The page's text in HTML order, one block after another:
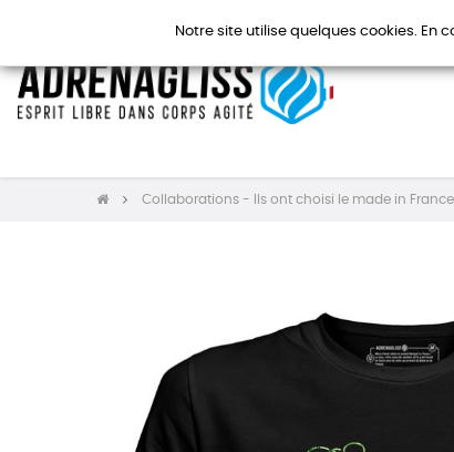
Collaborations - Ils ont choisi le made in France
Notre site utilise quelques cookies. En